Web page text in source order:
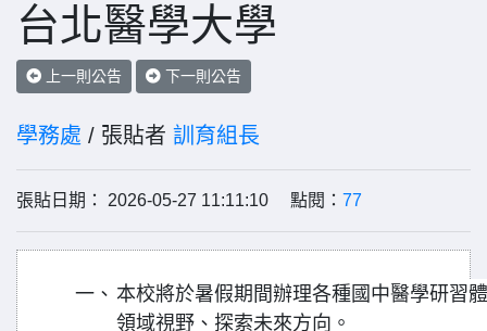
台北醫學大學
上一則公告 下一則公告
學務處 / 張貼者 訓育組長
張貼日期： 2026-05-27 11:11:10 點閱： 77
一、 本校將於暑假期間辦理各種國中醫學研習
領域視野、探索未來方向。